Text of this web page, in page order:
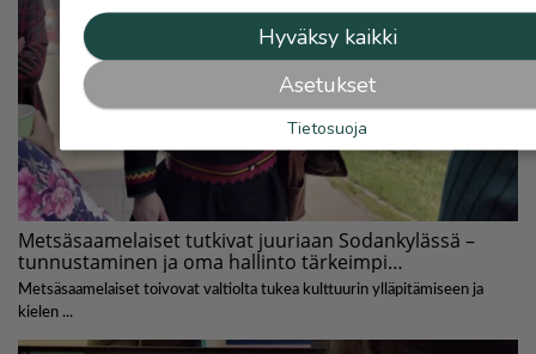
Hyväksy kaikki
Asetukset
Tietosuoja